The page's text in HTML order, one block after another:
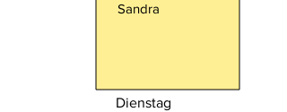
Sandra
Dienstag